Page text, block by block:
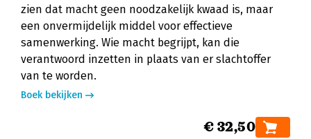
zien dat macht geen noodzakelijk kwaad is, maar
een onvermijdelijk middel voor effectieve
samenwerking. Wie macht begrijpt, kan die
verantwoord inzetten in plaats van er slachtoffer
van te worden.
Boek bekijken
€ 32,50